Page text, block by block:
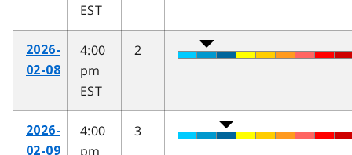
EST
2026-
02-08
4:00
pm
EST
2
2026-
02-09
4:00
pm
3